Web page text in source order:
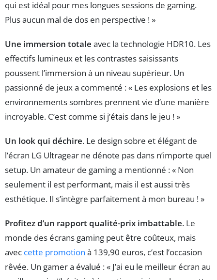
qui est idéal pour mes longues sessions de gaming.
Plus aucun mal de dos en perspective ! »
Une immersion totale avec la technologie HDR10. Les
effectifs lumineux et les contrastes saisissants
poussent l’immersion à un niveau supérieur. Un
passionné de jeux a commenté : « Les explosions et les
environnements sombres prennent vie d’une manière
incroyable. C’est comme si j’étais dans le jeu ! »
Un look qui déchire. Le design sobre et élégant de
l’écran LG Ultragear ne dénote pas dans n’importe quel
setup. Un amateur de gaming a mentionné : « Non
seulement il est performant, mais il est aussi très
esthétique. Il s’intègre parfaitement à mon bureau ! »
Profitez d’un rapport qualité-prix imbattable. Le
monde des écrans gaming peut être coûteux, mais
avec cette promotion à 139,90 euros, c’est l’occasion
rêvée. Un gamer a évalué : « J’ai eu le meilleur écran au